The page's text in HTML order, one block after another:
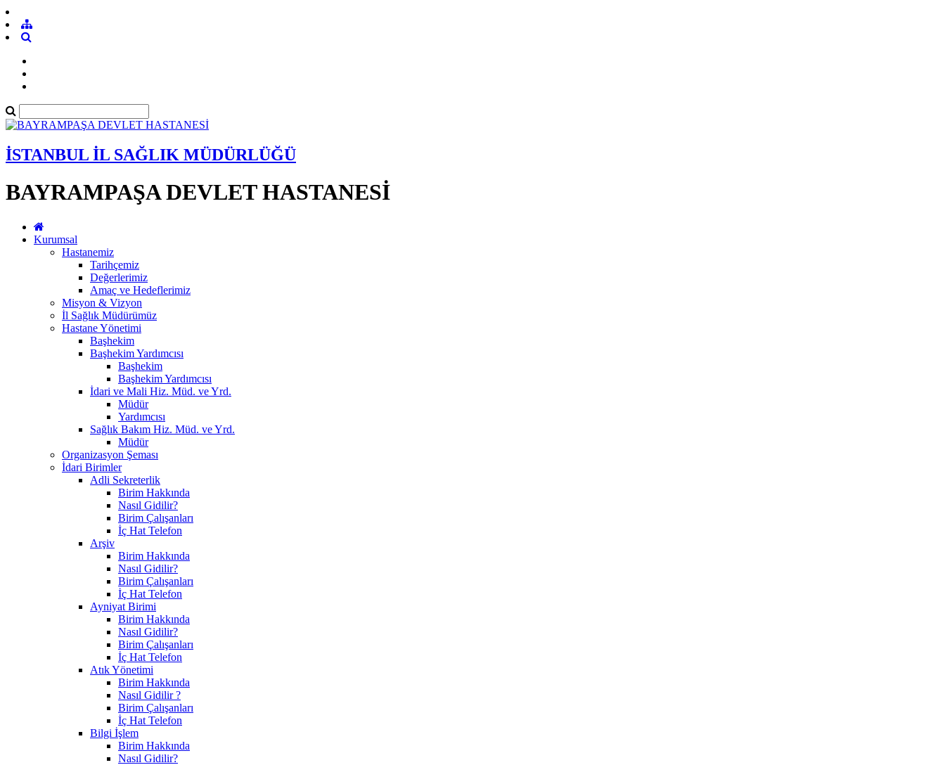
İSTANBUL İL SAĞLIK MÜDÜRLÜĞÜ
BAYRAMPAŞA DEVLET HASTANESİ
Kurumsal
Hastanemiz
Tarihçemiz
Değerlerimiz
Amaç ve Hedeflerimiz
Misyon & Vizyon
İl Sağlık Müdürümüz
Hastane Yönetimi
Başhekim
Başhekim Yardımcısı
Başhekim
Başhekim Yardımcısı
İdari ve Mali Hiz. Müd. ve Yrd.
Müdür
Yardımcısı
Sağlık Bakım Hiz. Müd. ve Yrd.
Müdür
Organizasyon Şeması
İdari Birimler
Adli Sekreterlik
Birim Hakkında
Nasıl Gidilir?
Birim Çalışanları
İç Hat Telefon
Arşiv
Birim Hakkında
Nasıl Gidilir?
Birim Çalışanları
İç Hat Telefon
Ayniyat Birimi
Birim Hakkında
Nasıl Gidilir?
Birim Çalışanları
İç Hat Telefon
Atık Yönetimi
Birim Hakkında
Nasıl Gidilir ?
Birim Çalışanları
İç Hat Telefon
Bilgi İşlem
Birim Hakkında
Nasıl Gidilir?